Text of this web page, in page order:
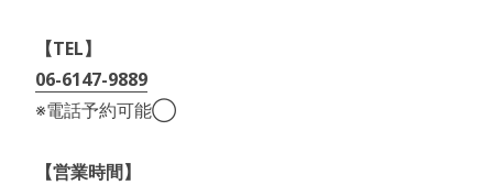
【TEL】
06-6147-9889
※電話予約可能◯
【営業時間】